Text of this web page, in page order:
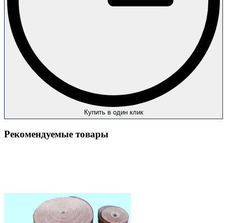
Купить в один клик
Рекомендуемые товары